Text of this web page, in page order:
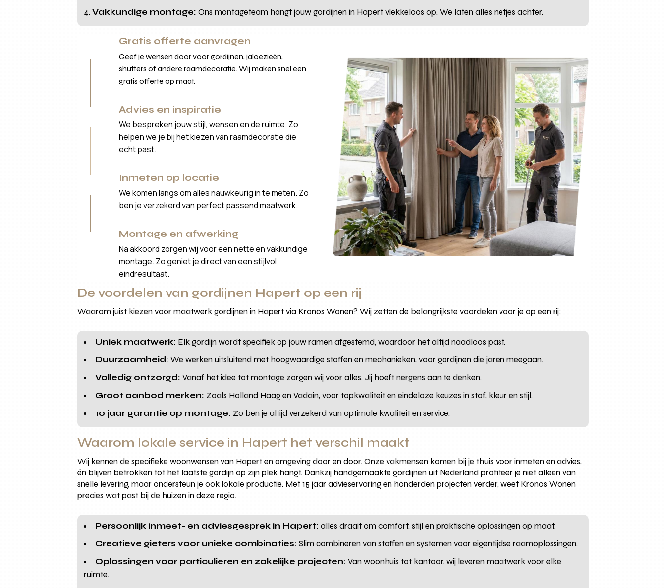
Vakkundige montage: Ons montageteam hangt jouw gordijnen in Hapert vlekkeloos op. We laten alles netjes achter.
Gratis offerte aanvragen
Geef je wensen door voor gordijnen, jaloezieën,
shutters of andere raamdecoratie. Wij maken snel een
gratis offerte op maat.
Advies en inspiratie
We bespreken jouw stijl, wensen en de ruimte. Zo
helpen we je bij het kiezen van raamdecoratie die
echt past.
Inmeten op locatie
We komen langs om alles nauwkeurig in te meten. Zo
ben je verzekerd van perfect passend maatwerk.
Montage en afwerking
Na akkoord zorgen wij voor een nette en vakkundige
montage. Zo geniet je direct van een stijlvol
eindresultaat.
De voordelen van gordijnen Hapert op een rij
Waarom juist kiezen voor maatwerk gordijnen in Hapert via Kronos Wonen? Wij zetten de belangrijkste voordelen voor je op een rij:
Uniek maatwerk: Elk gordijn wordt specifiek op jouw ramen afgestemd, waardoor het altijd naadloos past.
Duurzaamheid: We werken uitsluitend met hoogwaardige stoffen en mechanieken, voor gordijnen die jaren meegaan.
Volledig ontzorgd: Vanaf het idee tot montage zorgen wij voor alles. Jij hoeft nergens aan te denken.
Groot aanbod merken: Zoals Holland Haag en Vadain, voor topkwaliteit en eindeloze keuzes in stof, kleur en stijl.
10 jaar garantie op montage: Zo ben je altijd verzekerd van optimale kwaliteit en service.
Waarom lokale service in Hapert het verschil maakt
Wij kennen de specifieke woonwensen van Hapert en omgeving door en door. Onze vakmensen komen bij je thuis voor inmeten en advies,
én blijven betrokken tot het laatste gordijn op zijn plek hangt. Dankzij handgemaakte gordijnen uit Nederland profiteer je niet alleen van
snelle levering, maar ondersteun je ook lokale productie. Met 15 jaar advieservaring en honderden projecten verder, weet Kronos Wonen
precies wat past bij de huizen in deze regio.
Persoonlijk inmeet- en adviesgesprek in Hapert: alles draait om comfort, stijl en praktische oplossingen op maat.
Creatieve gieters voor unieke combinaties: Slim combineren van stoffen en systemen voor eigentijdse raamoplossingen.
Oplossingen voor particulieren en zakelijke projecten: Van woonhuis tot kantoor, wij leveren maatwerk voor elke
ruimte.